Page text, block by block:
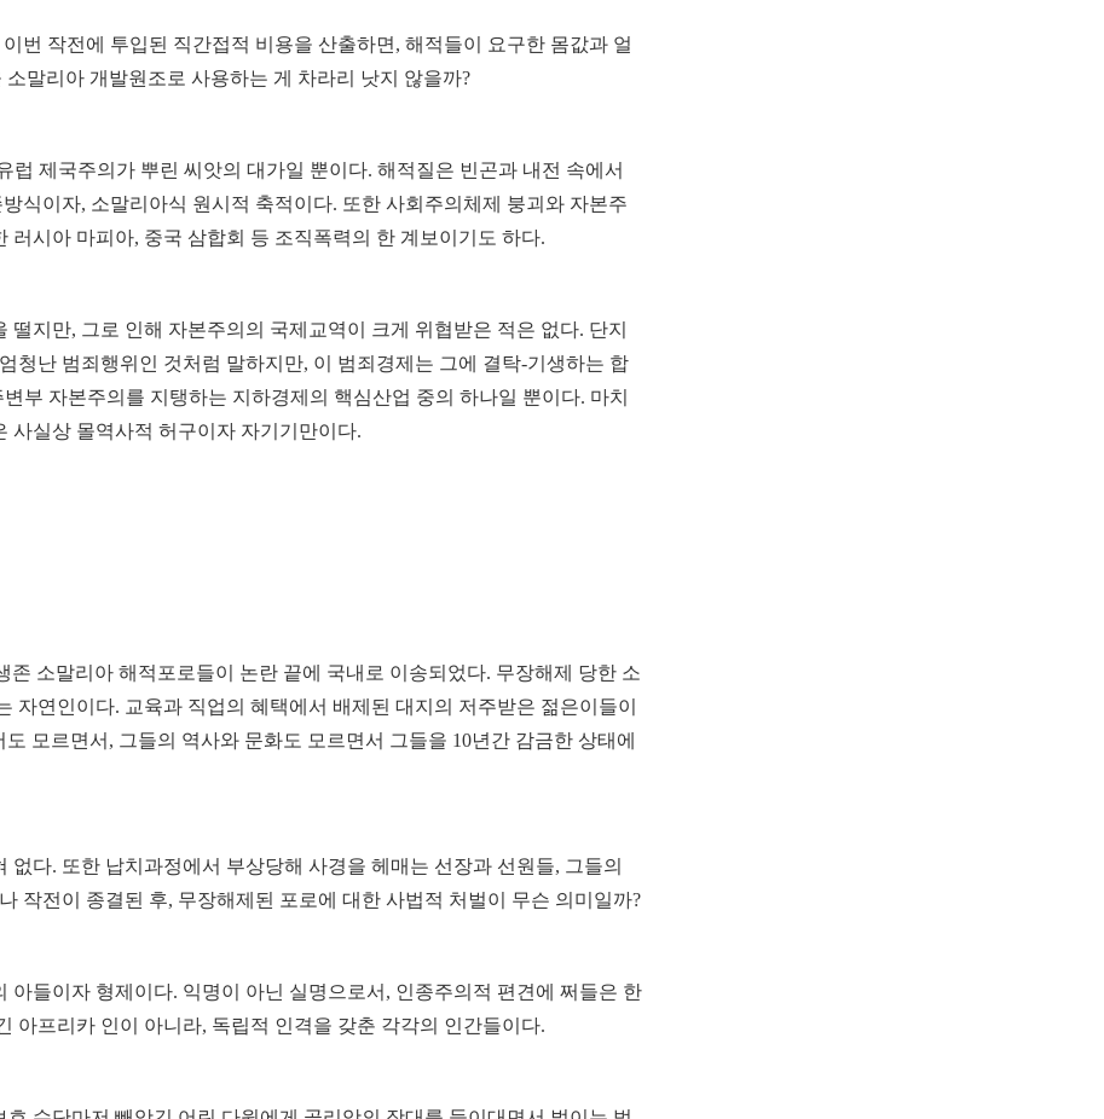
번 작전에 투입된 직간접적 비용을 산출하면, 해적들이 요구한 몸값과 얼
말리아 개발원조로 사용하는 게 차라리 낫지 않을까?
제국주의가 뿌린 씨앗의 대가일 뿐이다. 해적질은 빈곤과 내전 속에서
식이자, 소말리아식 원시적 축적이다. 또한 사회주의체제 붕괴와 자본주
시아 마피아, 중국 삼합회 등 조직폭력의 한 계보이기도 하다.
지만, 그로 인해 자본주의의 국제교역이 크게 위협받은 적은 없다. 단지
청난 범죄행위인 것처럼 말하지만, 이 범죄경제는 그에 결탁-기생하는 합
부 자본주의를 지탱하는 지하경제의 핵심산업 중의 하나일 뿐이다. 마치
사실상 몰역사적 허구이자 자기기만이다.
소말리아 해적포로들이 논란 끝에 국내로 이송되었다. 무장해제 당한 소
자연인이다. 교육과 직업의 혜택에서 배제된 대지의 저주받은 젊은이들이
모르면서, 그들의 역사와 문화도 모르면서 그들을 10년간 감금한 상태에
다. 또한 납치과정에서 부상당해 사경을 헤매는 선장과 선원들, 그들의
작전이 종결된 후, 무장해제된 포로에 대한 사법적 처벌이 무슨 의미일까?
아들이자 형제이다. 익명이 아닌 실명으로서, 인종주의적 편견에 쩌들은 한
아프리카 인이 아니라, 독립적 인격을 갖춘 각각의 인간들이다.